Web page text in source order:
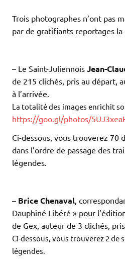
Trois photographes n’ont pas
par de gratifiants reportages
– Le Saint-Juliennois Jean-
de 215 clichés, pris au départ,
à l’arrivée.
La totalité des images enrichit
https://goo.gl/photos/
Ci-dessous, vous trouverez 70
dans l’ordre de passage des
légendes.
– Brice Chenaval,
Dauphiné Libéré » pour
de Gex, auteur de 3 clichés,
Ci-dessous, vous trouverez 2 de
légendes.